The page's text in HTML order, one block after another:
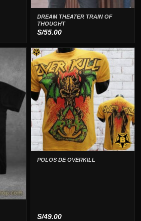
DREAM THEATER TRAIN OF
THOUGHT
S/55.00
POLOS DE OVERKILL
S/49.00